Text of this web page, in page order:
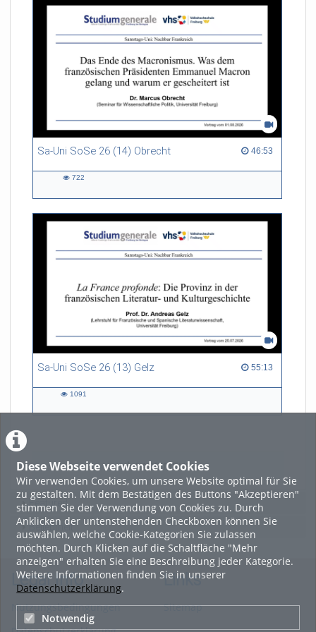
Diese Webseite verwendet Cookies
Wir verwenden Cookies, um unsere Website optimal für Sie
zu gestalten. Mit dem Bestätigen des Buttons "Akzeptieren"
stimmen Sie der Verwendung von Cookies zu. Durch
Anklicken der untenstehenden Checkboxen können Sie
auswählen, welche Cookie-Kategorien Sie zulassen
möchten. Durch Klicken auf die Schaltfläche "Mehr
anzeigen" erhalten Sie eine Beschreibung jeder Kategorie.
Weitere Informationen finden Sie in unserer
Datenschutzerklärung.
Notwendig
Sa-Uni SoSe 26 (14) Obrecht 46:53
46:53 duration
722
Sa-Uni SoSe 26 (13) Gelz 55:13
55:13 duration
1091
LADE MEHR
Featured
Beliebtheit
Legal Info
Nutzungsbedingungen
Links
Sitemap